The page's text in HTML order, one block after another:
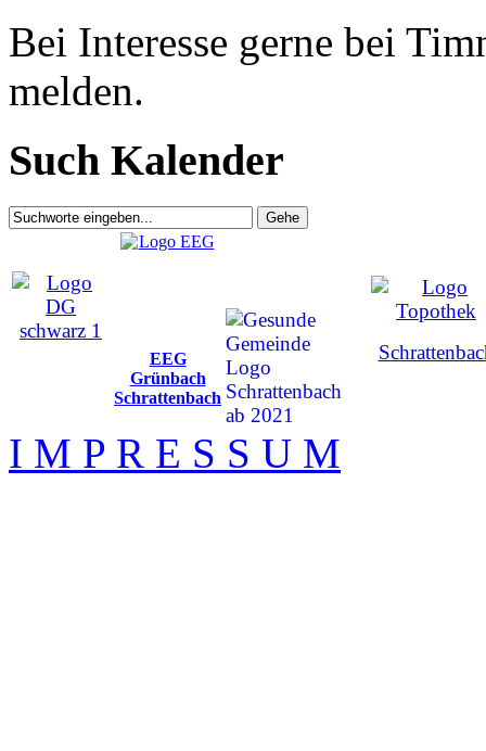
Bei Interesse gerne bei
melden.
Such Kalender
EEG
Grünbach
Schrattenbach
I M P R E S S U M